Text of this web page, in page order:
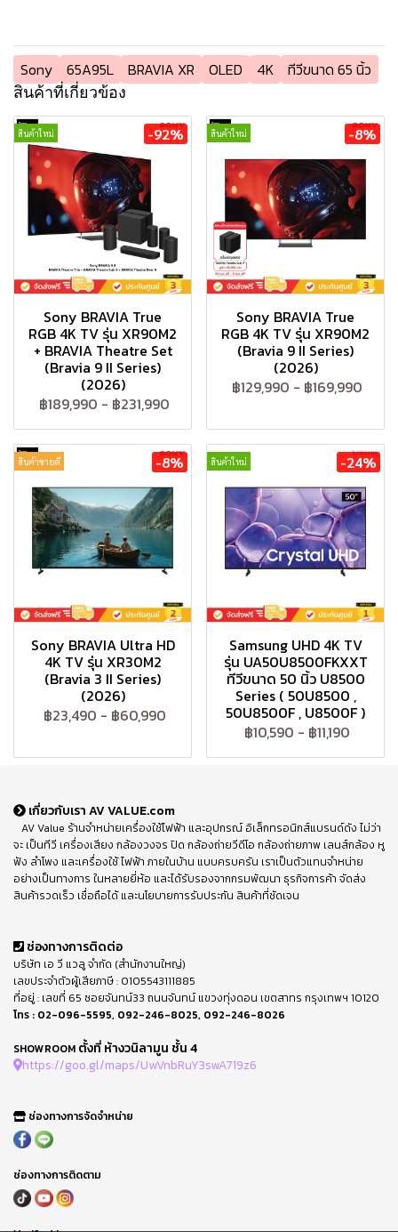
Sony 65A95L BRAVIA XR OLED 4K ทีวีขนาด 65 นิ้ว
สินค้าที่เกี่ยวข้อง
สินค้าใหม่ -92%
Sony BRAVIA True
RGB 4K TV รุ่น XR90M2
+ BRAVIA Theatre Set
(Bravia 9 II Series)
(2026)
฿189,990 - ฿231,990
สินค้าใหม่ -8%
Sony BRAVIA True
RGB 4K TV รุ่น XR90M2
(Bravia 9 II Series)
(2026)
฿129,990 - ฿169,990
สินค้าขายดี -8%
Sony BRAVIA Ultra HD
4K TV รุ่น XR30M2
(Bravia 3 II Series)
(2026)
฿23,490 - ฿60,990
สินค้าใหม่ -24%
Samsung UHD 4K TV
รุ่น UA50U8500FKXXT
ทีวีขนาด 50 นิ้ว U8500
Series ( 50U8500 ,
50U8500F , U8500F )
฿10,590 - ฿11,190
เกี่ยวกับเรา AV VALUE.com
AV Value ร้านจำหน่ายเครื่องใช้ไฟฟ้า และอุปกรณ์ อิเล็กทรอนิกส์แบรนด์ดัง ไม่ว่า
จะ เป็นทีวี เครื่องเสียง กล้องวงจร ปิด กล้องถ่ายวีดีโอ กล้องถ่ายภาพ เลนส์กล้อง หู
ฟัง ลำโพง และเครื่องใช้ ไฟฟ้า ภายในบ้าน แบบครบครัน เราเป็นตัวแทนจำหน่าย
อย่างเป็นทางการ ในหลายยี่ห้อ และได้รับรองจากกรมพัฒนา ธุรกิจการค้า จัดส่ง
สินค้ารวดเร็ว เชื่อถือได้ และนโยบายการรับประกัน สินค้าที่ชัดเจน
ช่องทางการติดต่อ
บริษัท เอ วี แวลู จำกัด (สำนักงานใหญ่)
เลขประจำตัวผู้เสียภาษี : 0105543111885
ที่อยู่ : เลขที่ 65 ซอยจันทน์33 ถนนจันทน์ แขวงทุ่งดอน เขตสาทร กรุงเทพฯ 10120
โทร : 02-096-5595, 092-246-8025, 092-246-8026
SHOWROOM ตั้งที่ ห้างวนิลามูน ชั้น 4
https://goo.gl/maps/UwVnbRuY3swA719z6
ช่องทางการจัดจำหน่าย
ช่องทางการติดตาม